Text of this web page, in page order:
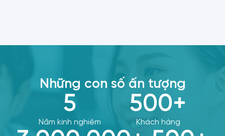
Những con số ấn tượng
Năm kinh nghiệm
5
Khách hàng
500+